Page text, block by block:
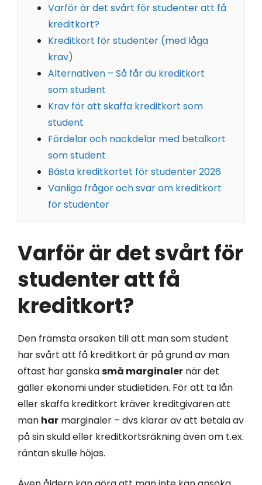
Varför är det svårt för studenter att få
kreditkort?
Kreditkort för studenter (med låga
krav)
Alternativen – Så får du kreditkort
som student
Krav för att skaffa kreditkort som
student
Fördelar och nackdelar med betalkort
som student
Bästa kreditkortet för studenter 2026
Vanliga frågor och svar om kreditkort
för studenter
Varför är det svårt för
studenter att få
kreditkort?
Den främsta orsaken till att man som student
har svårt att få kreditkort är på grund av man
oftast har ganskasmå marginaler när det
gäller ekonomi under studietiden. För att ta lån
eller skaffa kreditkort kräver kreditgivaren att
man har marginaler – dvs klarar av att betala av
på sin skuld eller kreditkortsräkning även om t.ex.
räntan skulle höjas.